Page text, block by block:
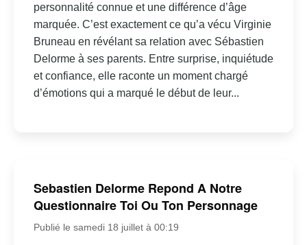
personnalité connue et une différence d’âge
marquée. C’est exactement ce qu’a vécu Virginie
Bruneau en révélant sa relation avec Sébastien
Delorme à ses parents. Entre surprise, inquiétude
et confiance, elle raconte un moment chargé
d’émotions qui a marqué le début de leur...
Sebastien Delorme Repond A Notre
Questionnaire Toi Ou Ton Personnage
Publié le samedi 18 juillet à 00:19